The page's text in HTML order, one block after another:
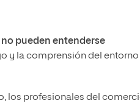
pueden entenderse
y la comprensión del entorno
los profesionales del